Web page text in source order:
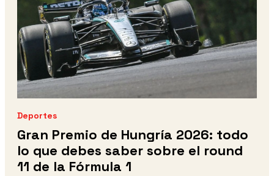
Deportes
Gran Premio de Hungría 2026: todo
lo que debes saber sobre el round
11 de la Fórmula 1